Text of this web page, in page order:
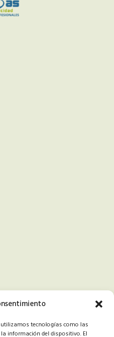
tecnologías como las
información del dispositivo. El